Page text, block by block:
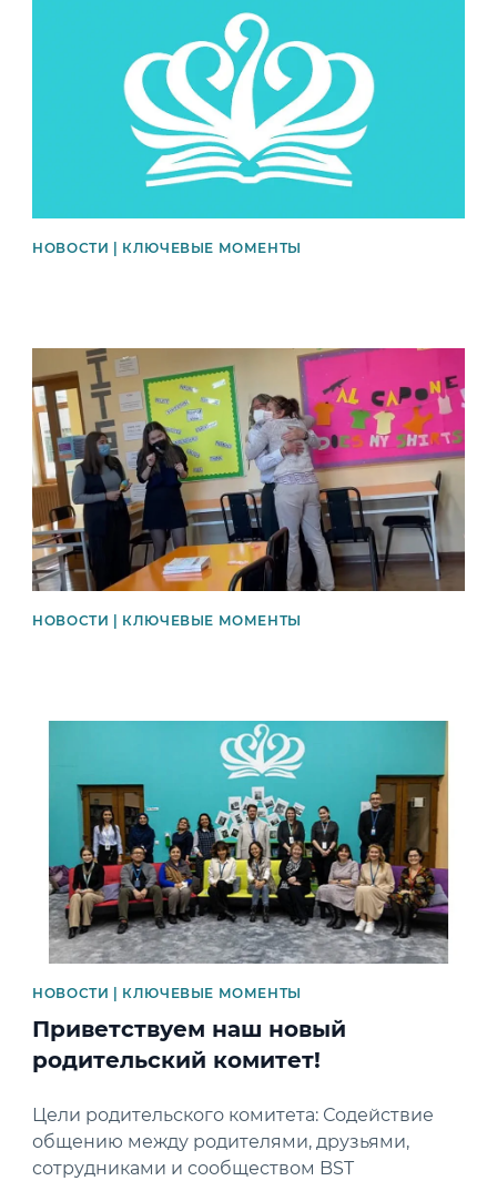
НОВОСТИ | КЛЮЧЕВЫЕ МОМЕНТЫ
News image
НОВОСТИ | КЛЮЧЕВЫЕ МОМЕНТЫ
НОВОСТИ | КЛЮЧЕВЫЕ МОМЕНТЫ
Приветствуем наш новый
родительский комитет!
Цели родительского комитета: Содействие
общению между родителями, друзьями,
сотрудниками и сообществом BST